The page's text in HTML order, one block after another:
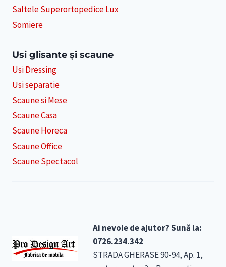
Saltele Superortopedice Lux
Somiere
Usi glisante și scaune
Usi Dressing
Usi separatie
Scaune si Mese
Scaune Casa
Scaune Horeca
Scaune Office
Scaune Spectacol
Ai nevoie de ajutor? Sună la:
0726.234.342
STRADA GHERASE 90-94, Ap. 1,